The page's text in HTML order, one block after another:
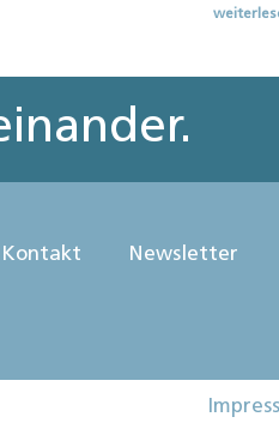
Kontakt Newsletter